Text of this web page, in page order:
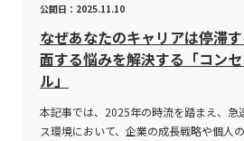
た」といった観察可能な事実に置き換え
検討できる。 日常業務で「なぜ」と「だ
とも有効である。 「なぜこの問題が起き
げるだけでなく、「その事実から何が言
のようにつなげるのか」まで考えること
実践的な思考が身に付く。 ただし、「な
人の能力や性格だけを原因にしないよう
ことが可能になる。 また、実務現場では「本質を見抜く力」が、
特に戦略の策定や新規事業の立案、さら
て決定的な役割を果たす。外資系コンサ
どで長年の経験を積んだプロフェッショ
を超えて、背後にある真の課題を捉える
いてきた。そのプロセスは、あくまで情
在する論理関係を明確にするものであり
があります。 このように、論理的思考力
く、日常の業務効率や問題解決、さらに
の向上に直結する実践的なスキルです。 論理的思考力のメリット
と注意点 論理的思考力を鍛えることにより、業務遂行や人間関係
構築において多くのメリットが得られま
プロセスを経ることで、情報の取捨選択
報に惑わされることなく、本質に迫る判
のデジタル環境に応用したものです。21
シーは、単なる書面の読み書きに留まら
新聞、書籍など、あらゆるメディアに対
ルを意味します。 具体的な情報リテラシ
報の検索力、次に情報の正当性を判断す
解釈し分析する力が挙げられます。さら
発信する能力も重要です。これらは、以
公開日：2025.11.10
なぜあなたのキャリアは停滞
面する悩みを解決する「コン
ル」
本記事では、2025年の時流を踏まえ、急
ス環境において、企業の成長戦略や個人